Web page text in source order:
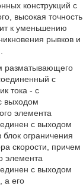
конструкций с
высокая точность
к уменьшению
рывков и
разматывающего
с
тока - с
выходом
элемента
с выходом
ограничения
скорости, причем
элемента
с выходом
а его